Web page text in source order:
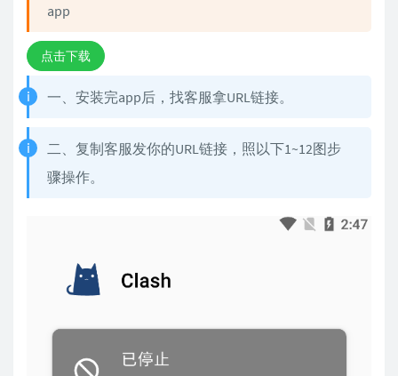
app
点击下载
一、安装完app后，找客服拿URL链接。
二、复制客服发你的URL链接，照以下1~12图步
骤操作。